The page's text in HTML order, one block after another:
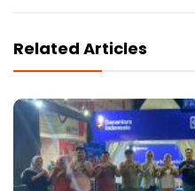
Related Articles